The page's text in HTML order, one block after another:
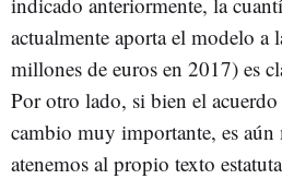
actualmente aporta el modelo a
millones de euros en 2017) es
Por otro lado, si bien el
cambio muy importante, es
atenemos al propio texto